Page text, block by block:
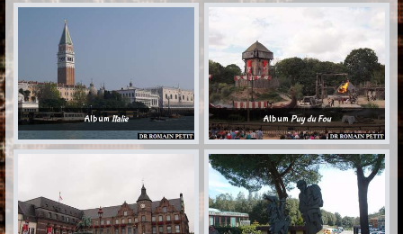
AlbumItalie AlbumPuy du Fou